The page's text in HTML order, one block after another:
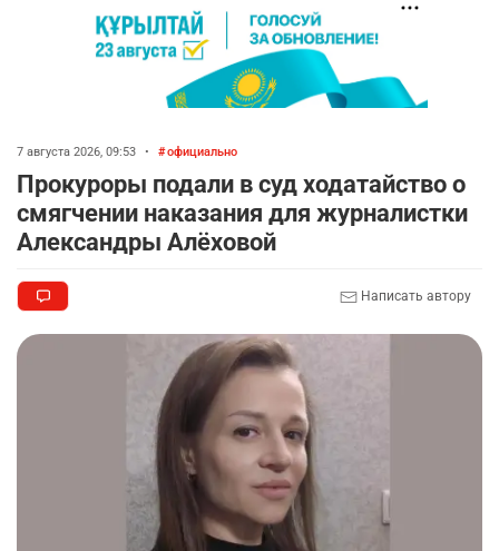
7 августа 2026, 09:53 • официально
Прокуроры подали в суд ходатайство о
смягчении наказания для журналистки
Александры Алёховой
Написать автору